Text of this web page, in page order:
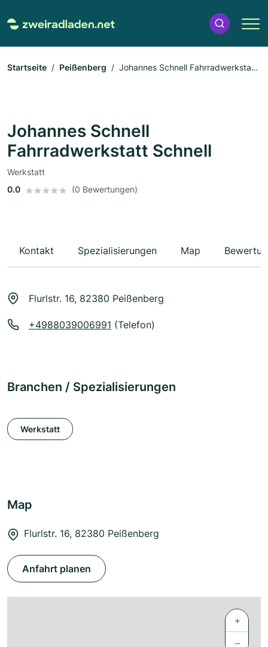
Startseite Peißenberg
Johannes Schnell Fahrradwerkstatt
Johannes Schnell
Fahrradwerkstatt Schnell
Werkstatt
0.0
(0 Bewertungen)
Kontakt Spezialisierungen Map
Flurlstr. 16, 82380 Peißenberg
+4988039006991 (Telefon)
Branchen / Spezialisierungen
Werkstatt
Map
Flurlstr. 16, 82380 Peißenberg
Anfahrt planen
+
−